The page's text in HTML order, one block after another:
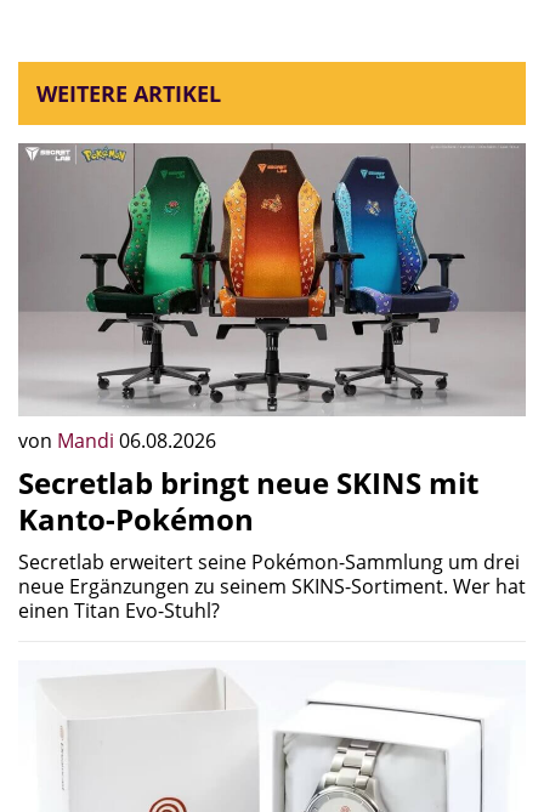
WEITERE ARTIKEL
von Mandi 06.08.2026
Secretlab bringt neue SKINS mit
Kanto-Pokémon
Secretlab erweitert seine Pokémon-Sammlung um drei
neue Ergänzungen zu seinem SKINS-Sortiment. Wer hat
einen Titan Evo-Stuhl?